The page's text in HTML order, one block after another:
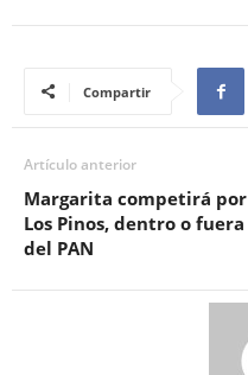
Compartir
Artículo anterior
Margarita competirá por
Los Pinos, dentro o fuera
del PAN